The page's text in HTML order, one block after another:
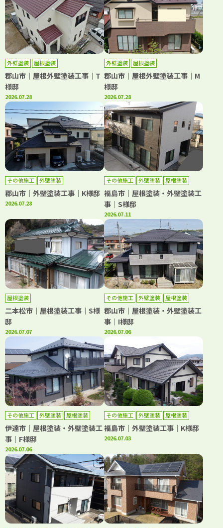
外壁塗装 屋根塗装
郡山市｜屋根外壁塗装工事｜T
様邸
2026.07.28
外壁塗装 屋根塗装
郡山市｜屋根外壁塗装工事｜M
様邸
2026.07.28
その他施工 外壁塗装
郡山市｜外壁塗装工事｜K様邸
2026.07.28
その他施工 外壁塗装 屋根塗装
福島市｜屋根塗装・外壁塗装工
事｜S様邸
2026.07.11
屋根塗装
二本松市｜屋根塗装工事｜S様
邸
2026.07.07
その他施工 外壁塗装 屋根塗装
郡山市｜屋根塗装・外壁塗装工
事｜I様邸
2026.07.06
その他施工 外壁塗装 屋根塗装
伊達市｜屋根塗装・外壁塗装工
事｜F様邸
2026.07.06
その他施工 外壁塗装 屋根塗装
福島市｜外壁塗装工事｜K様邸
2026.07.03